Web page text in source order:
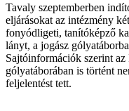
Tavaly szeptemberben
eljárásokat az intézmény
fonyódligeti, tanítóképző
lányt, a jogász
Sajtóinformációk szerint
gólyatáborában is történt
feljelentést tett.